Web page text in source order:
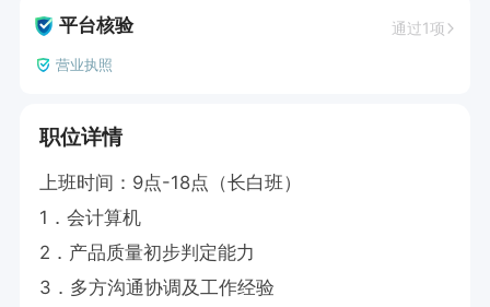
平台核验 通过1项
营业执照
职位详情
上班时间：9点-18点（长白班）
1．会计算机
2．产品质量初步判定能力
3．多方沟通协调及工作经验